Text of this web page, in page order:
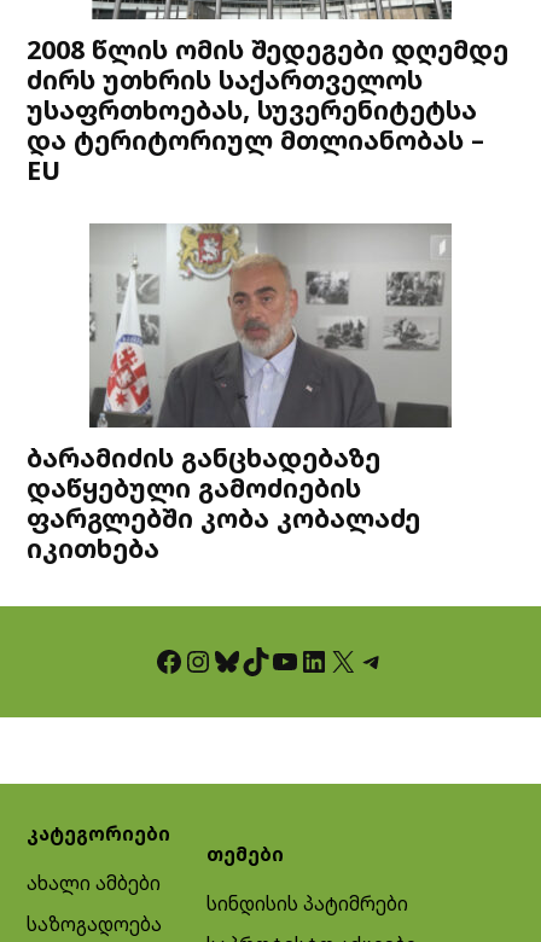
2008 წლის ომის შედეგები დღემდე
ძირს უთხრის საქართველოს
უსაფრთხოებას, სუვერენიტეტსა
და ტერიტორიულ მთლიანობას –
EU
ბარამიძის განცხადებაზე
დაწყებული გამოძიების
ფარგლებში კობა კობალაძე
იკითხება
Facebook InstagramBluesky TikTok YouTube LinkedIn X Telegram
კატეგორიები
ახალი ამბები
საზოგადოება
თემები
სინდისის პატიმრები